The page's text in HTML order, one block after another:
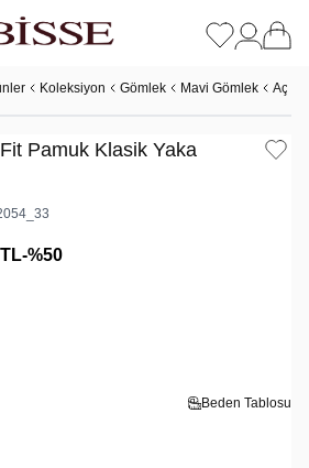
Koleksiyon Gömlek Mavi Gömlek Açık
Pamuk Klasik Yaka
TL-%50
Beden Tablosu